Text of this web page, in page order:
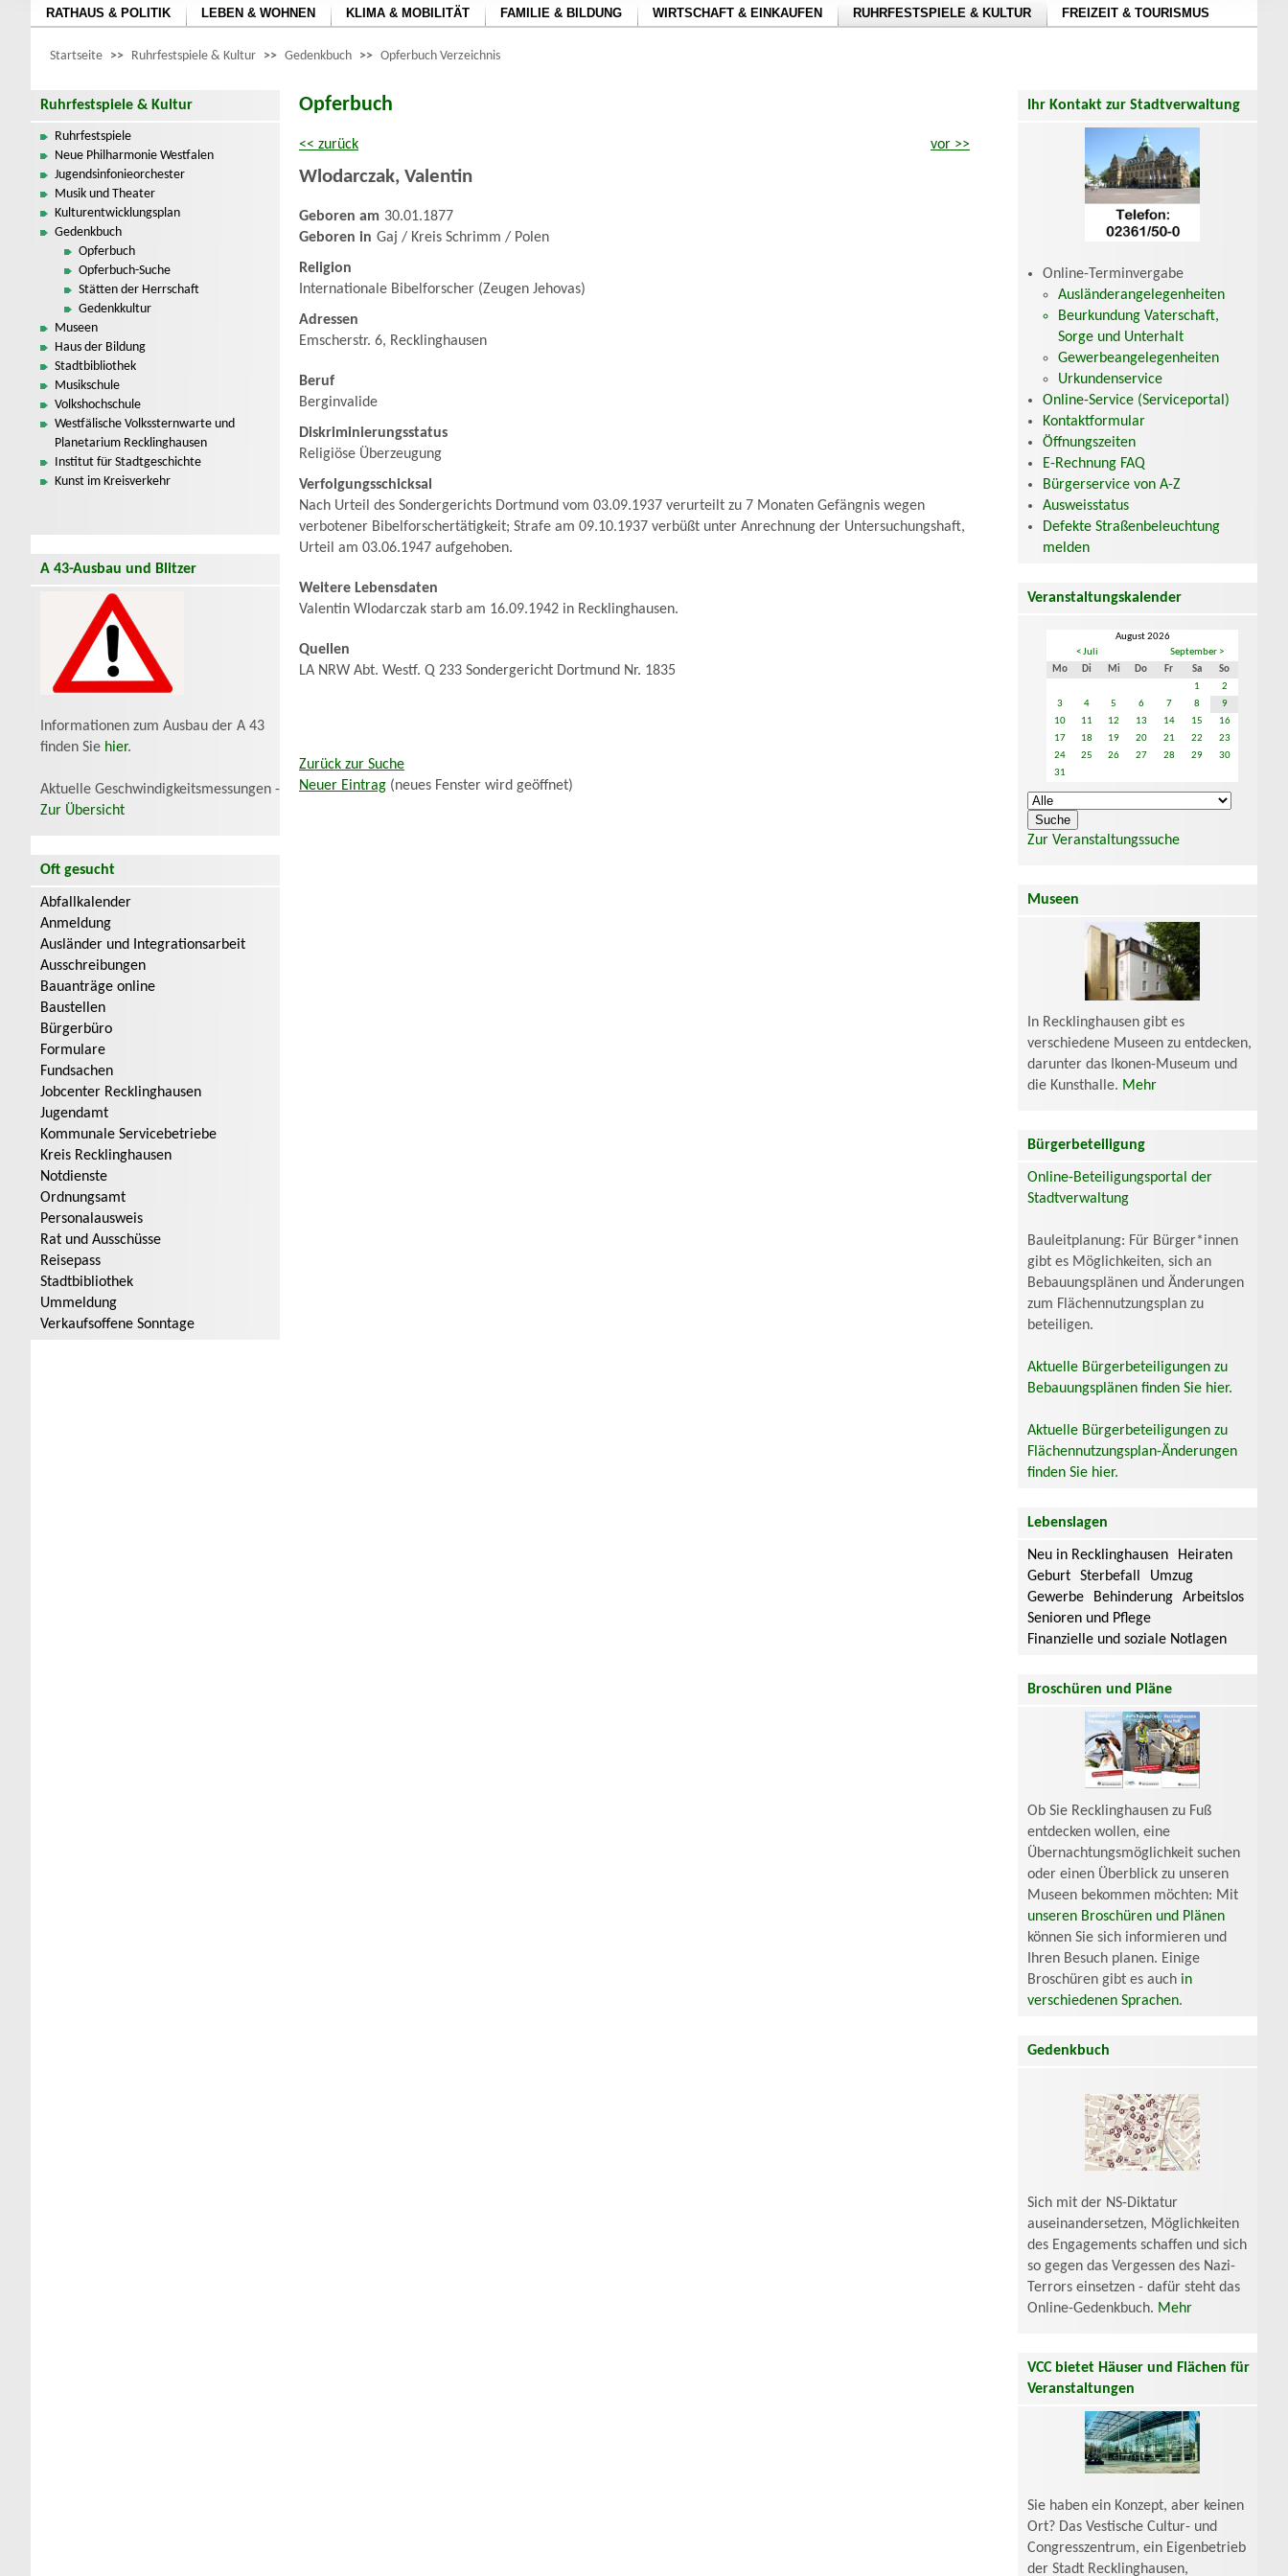
RATHAUS & POLITIK LEBEN & WOHNEN KLIMA & MOBILITÄT FAMILIE & BILDUNG WIRTSCHAFT & EINKAUFEN RUHRFESTSPIELE & KULTUR FREIZEIT & TOURISMUS
Startseite >> Ruhrfestspiele & Kultur >> Gedenkbuch >> Opferbuch Verzeichnis
Ruhrfestspiele & Kultur
Ruhrfestspiele
Neue Philharmonie Westfalen
Jugendsinfonieorchester
Musik und Theater
Kulturentwicklungsplan
Gedenkbuch
Opferbuch
Opferbuch-Suche
Stätten der Herrschaft
Gedenkkultur
Museen
Haus der Bildung
Stadtbibliothek
Musikschule
Volkshochschule
Westfälische Volkssternwarte und
Planetarium Recklinghausen
Institut für Stadtgeschichte
Kunst im Kreisverkehr
A 43-Ausbau und Blitzer
Informationen zum Ausbau der A 43
finden Sie hier.
Aktuelle Geschwindigkeitsmessungen -
Zur Übersicht
Oft gesucht
Abfallkalender
Anmeldung
Ausländer und Integrationsarbeit
Ausschreibungen
Bauanträge online
Baustellen
Bürgerbüro
Formulare
Fundsachen
Jobcenter Recklinghausen
Jugendamt
Kommunale Servicebetriebe
Kreis Recklinghausen
Notdienste
Ordnungsamt
Personalausweis
Rat und Ausschüsse
Reisepass
Stadtbibliothek
Ummeldung
Verkaufsoffene Sonntage
Opferbuch
<< zurück vor >>
Wlodarczak, Valentin
Geboren am 30.01.1877
Geboren in Gaj / Kreis Schrimm / Polen
Religion
Internationale Bibelforscher (Zeugen Jehovas)
Adressen
Emscherstr. 6, Recklinghausen
Beruf
Berginvalide
Diskriminierungsstatus
Religiöse Überzeugung
Verfolgungsschicksal
Nach Urteil des Sondergerichts Dortmund vom 03.09.1937 verurteilt zu 7 Monaten Gefängnis wegen
verbotener Bibelforschertätigkeit; Strafe am 09.10.1937 verbüßt unter Anrechnung der Untersuchungshaft,
Urteil am 03.06.1947 aufgehoben.
Weitere Lebensdaten
Valentin Wlodarczak starb am 16.09.1942 in Recklinghausen.
Quellen
LA NRW Abt. Westf. Q 233 Sondergericht Dortmund Nr. 1835
Zurück zur Suche
Neuer Eintrag (neues Fenster wird geöffnet)
Ihr Kontakt zur Stadtverwaltung
Online-Terminvergabe
Ausländerangelegenheiten
Beurkundung Vaterschaft,
Sorge und Unterhalt
Gewerbeangelegenheiten
Urkundenservice
Online-Service (Serviceportal)
Kontaktformular
Öffnungszeiten
E-Rechnung FAQ
Bürgerservice von A-Z
Ausweisstatus
Defekte Straßenbeleuchtung
melden
Veranstaltungskalender
August 2026
< Juli
September >
Mo
Di Mi Do Fr Sa
So
1
2
3
4 5 6 7 8
9
10
11 12 13 14 15
16
17
18 19 20 21 22
23
24
25 26 27 28 29
30
31
Zur Veranstaltungssuche
Museen
In Recklinghausen gibt es
verschiedene Museen zu entdecken,
darunter das Ikonen-Museum und
die Kunsthalle. Mehr
Bürgerbeteiligung
Online-Beteiligungsportal der
Stadtverwaltung
Bauleitplanung: Für Bürger*innen
gibt es Möglichkeiten, sich an
Bebauungsplänen und Änderungen
zum Flächennutzungsplan zu
beteiligen.
Aktuelle Bürgerbeteiligungen zu
Bebauungsplänen finden Sie hier.
Aktuelle Bürgerbeteiligungen zu
Flächennutzungsplan-Änderungen
finden Sie hier.
Lebenslagen
Neu in Recklinghausen
Heiraten
Geburt
Sterbefall
Umzug
Gewerbe
Behinderung
Arbeitslos
Senioren und Pflege
Finanzielle und soziale Notlagen
Broschüren und Pläne
Ob Sie Recklinghausen zu Fuß
entdecken wollen, eine
Übernachtungsmöglichkeit suchen
oder einen Überblick zu unseren
Museen bekommen möchten: Mit
unseren Broschüren und Plänen
können Sie sich informieren und
Ihren Besuch planen. Einige
Broschüren gibt es auch in
verschiedenen Sprachen.
Gedenkbuch
Sich mit der NS-Diktatur
auseinandersetzen, Möglichkeiten
des Engagements schaffen und sich
so gegen das Vergessen des Nazi-
Terrors einsetzen - dafür steht das
Online-Gedenkbuch. Mehr
VCC bietet Häuser und Flächen für
Veranstaltungen
Sie haben ein Konzept, aber keinen
Ort? Das Vestische Cultur- und
Congresszentrum, ein Eigenbetrieb
der Stadt Recklinghausen,